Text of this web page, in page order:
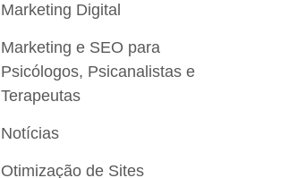
Marketing Digital
Marketing e SEO para
Psicólogos, Psicanalistas e
Terapeutas
Notícias
Otimização de Sites